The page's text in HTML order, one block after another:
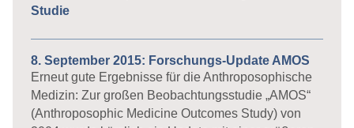
Studie
8. September 2015: Forschungs-Update AMOS
Erneut gute Ergebnisse für die Anthroposophische
Medizin: Zur großen Beobachtungsstudie „AMOS“
(Anthroposophic Medicine Outcomes Study) von